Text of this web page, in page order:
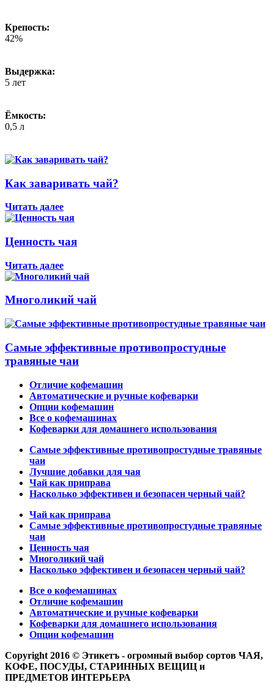
Крепость:
42%
Выдержка:
5 лет
Ёмкость:
0,5 л
Как заваривать чай?
Читать далее
Ценность чая
Читать далее
Многоликий чай
Самые эффективные противопростудные
травяные чаи
Отличие кофемашин
Автоматические и ручные кофеварки
Опции кофемашин
Все о кофемашинах
Кофеварки для домашнего использования
Самые эффективные противопростудные травяные
чаи
Лучшие добавки для чая
Чай как приправа
Насколько эффективен и безопасен черный чай?
Чай как приправа
Самые эффективные противопростудные травяные
чаи
Ценность чая
Многоликий чай
Насколько эффективен и безопасен черный чай?
Все о кофемашинах
Отличие кофемашин
Автоматические и ручные кофеварки
Кофеварки для домашнего использования
Опции кофемашин
Copyright 2016 © Этикетъ - огромный выбор сортов ЧАЯ,
КОФЕ, ПОСУДЫ, СТАРИННЫХ ВЕЩИЦ и
ПРЕДМЕТОВ ИНТЕРЬЕРА